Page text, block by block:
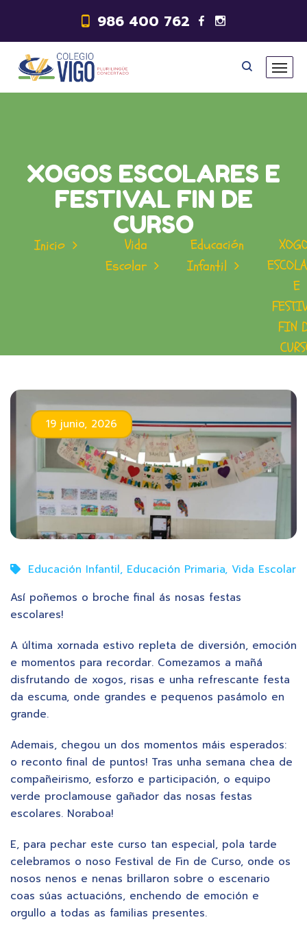
986 400 762
XOGOS ESCOLARES E
FESTIVAL FIN DE
CURSO
Inicio
Vida
Escolar
Educación
Infantil
E
FIN
19 junio, 2026
Educación Infantil, Educación Primaria, Vida Escolar
Así poñemos o broche final ás nosas festas
escolares!
A última xornada estivo repleta de diversión, emoción
e momentos para recordar. Comezamos a mañá
disfrutando de xogos, risas e unha refrescante festa
da escuma, onde grandes e pequenos pasámolo en
grande.
Ademais, chegou un dos momentos máis esperados:
o reconto final de puntos! Tras unha semana chea de
compañeirismo, esforzo e participación, o equipo
verde proclamouse gañador das nosas festas
escolares. Noraboa!
E, para pechar este curso tan especial, pola tarde
celebramos o noso Festival de Fin de Curso, onde os
nosos nenos e nenas brillaron sobre o escenario
coas súas actuacións, enchendo de emoción e
orgullo a todas as familias presentes.